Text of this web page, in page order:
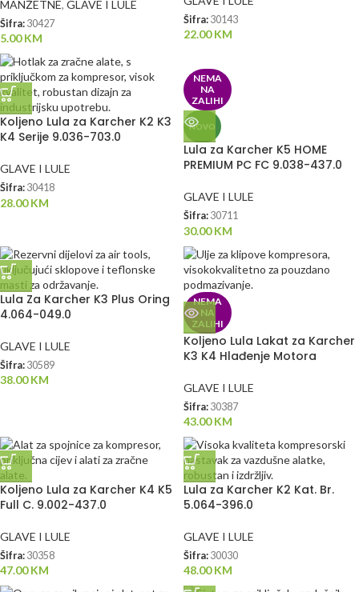
MANŽETNE, GLAVE I LULE
Šifra: 30427
5.00KM
Šifra: 30143
22.00KM
Koljeno Lula za Karcher K2 K3
K4 Serije 9.036-703.0
GLAVE I LULE
Šifra: 30418
28.00KM
NEMA
NA
ZALIHI
NOVO
Lula za Karcher K5 HOME
PREMIUM PC FC 9.038-437.0
GLAVE I LULE
Šifra: 30711
30.00KM
Lula Za Karcher K3 Plus Oring
4.064-049.0
GLAVE I LULE
Šifra: 30589
38.00KM
NEMA
NA
ZALIHI
Koljeno Lula Lakat za Karcher
K3 K4 Hlađenje Motora
GLAVE I LULE
Šifra: 30387
43.00KM
Koljeno Lula za Karcher K4 K5
Full C. 9.002-437.0
GLAVE I LULE
Šifra: 30358
47.00KM
Lula za Karcher K2 Kat. Br.
5.064-396.0
GLAVE I LULE
Šifra: 30030
48.00KM